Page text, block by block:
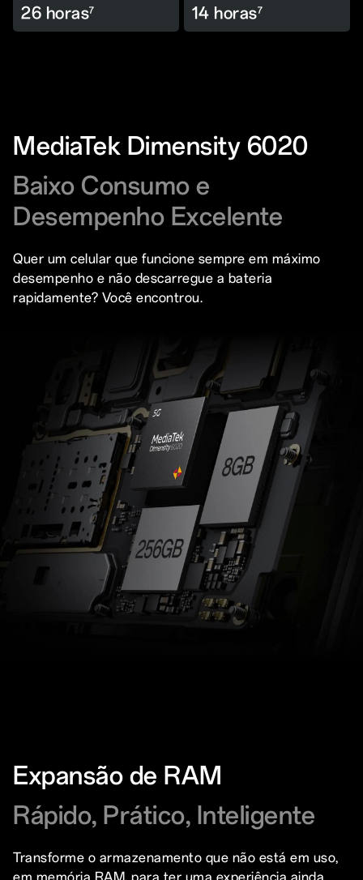
26 horas7 14 horas7
MediaTek Dimensity 6020
Baixo Consumo e
Desempenho Excelente
Quer um celular que funcione sempre em máximo
desempenho e não descarregue a bateria
rapidamente? Você encontrou.
Expansão de RAM
Rápido, Prático, Inteligente
Transforme o armazenamento que não está em uso,
em memória RAM, para ter uma experiência ainda